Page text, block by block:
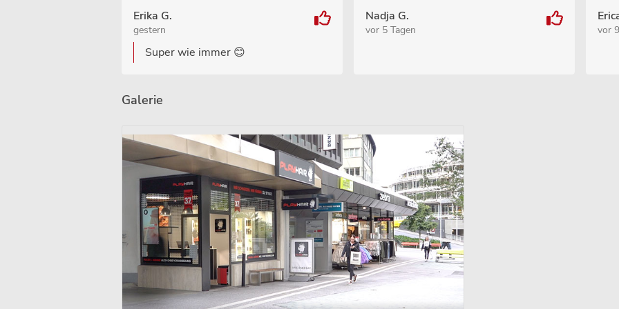
Erika G.
gestern
Super wie immer 😊
Nadja G.
vor 5 Tagen vor
Galerie